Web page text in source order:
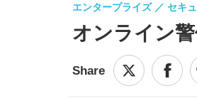
オンライン
エンタープライズ セキ